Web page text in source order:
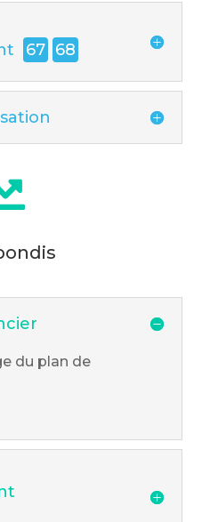
67 68
du plan de